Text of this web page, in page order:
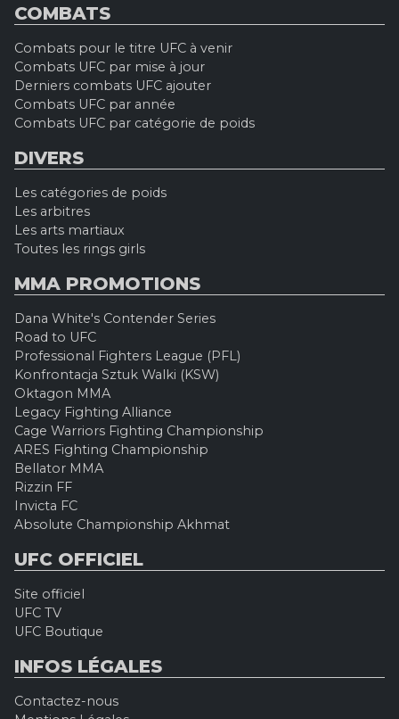
COMBATS
Combats pour le titre UFC à venir
Combats UFC par mise à jour
Derniers combats UFC ajouter
Combats UFC par année
Combats UFC par catégorie de poids
DIVERS
Les catégories de poids
Les arbitres
Les arts martiaux
Toutes les rings girls
MMA PROMOTIONS
Dana White's Contender Series
Road to UFC
Professional Fighters League (PFL)
Konfrontacja Sztuk Walki (KSW)
Oktagon MMA
Legacy Fighting Alliance
Cage Warriors Fighting Championship
ARES Fighting Championship
Bellator MMA
Rizzin FF
Invicta FC
Absolute Championship Akhmat
UFC OFFICIEL
Site officiel
UFC TV
UFC Boutique
INFOS LÉGALES
Contactez-nous